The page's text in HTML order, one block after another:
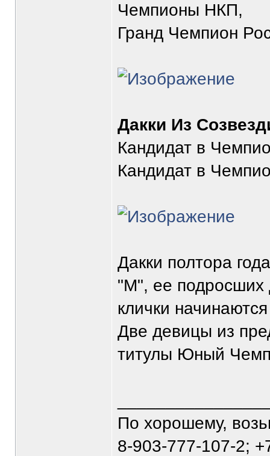
Чемпионы НКП,
Гранд Чемпион
Дакки Из
Кандидат в
Кандидат в
Дакки полтора
"М", ее подросших
клички
Две девицы из
титулы Юный
По хорошему,
8-903-777-107-2;